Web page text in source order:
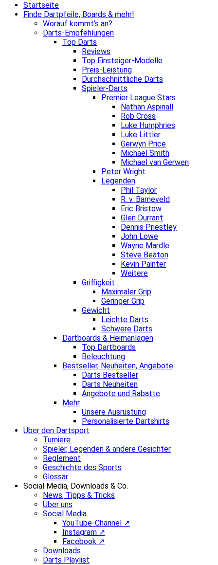
Startseite
Finde Dartpfeile, Boards & mehr!
Worauf kommt’s an?
Darts-Empfehlungen
Top Darts
Reviews
Top Einsteiger-Modelle
Preis-Leistung
Durchschnittliche Darts
Spieler-Darts
Premier League Stars
Nathan Aspinall
Rob Cross
Luke Humphries
Luke Littler
Gerwyn Price
Michael Smith
Michael van Gerwen
Peter Wright
Legenden
Phil Taylor
R. v. Barneveld
Eric Bristow
Glen Durrant
Dennis Priestley
John Lowe
Wayne Mardle
Steve Beaton
Kevin Painter
Weitere
Griffigkeit
Maximaler Grip
Geringer Grip
Gewicht
Leichte Darts
Schwere Darts
Dartboards & Heimanlagen
Top Dartboards
Beleuchtung
Bestseller, Neuheiten, Angebote
Darts Bestseller
Darts Neuheiten
Angebote und Rabatte
Mehr
Unsere Ausrüstung
Personalisierte Dartshirts
Über den Dartsport
Turniere
Spieler, Legenden & andere Gesichter
Reglement
Geschichte des Sports
Glossar
Social Media, Downloads & Co.
News, Tipps & Tricks
Über uns
Social Media
YouTube-Channel ↗
Instagram ↗
Facebook ↗
Downloads
Darts Playlist